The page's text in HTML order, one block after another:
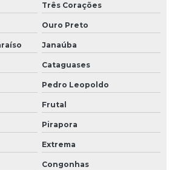
elétricas
rolante
rolamento
em am
em pr
em rs
em sc
Três Corações
Ouro Preto
Janaúba
Cataguases
Pedro Leopoldo
Frutal
Pirapora
Extrema
Congonhas